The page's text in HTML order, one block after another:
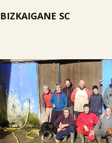
BIZKAIGANE SC